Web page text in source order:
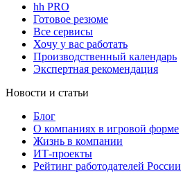
hh PRO
Готовое резюме
Все сервисы
Хочу у вас работать
Производственный календарь
Экспертная рекомендация
Новости и статьи
Блог
О компаниях в игровой форме
Жизнь в компании
ИТ-проекты
Рейтинг работодателей России